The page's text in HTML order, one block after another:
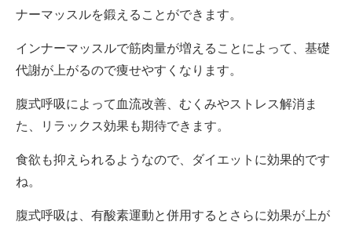
ナーマッスルを鍛えることができます。
インナーマッスルで筋肉量が増えることによって、基礎
代謝が上がるので痩せやすくなります。
腹式呼吸によって血流改善、むくみやストレス解消ま
た、リラックス効果も期待できます。
食欲も抑えられるようなので、ダイエットに効果的です
ね。
腹式呼吸は、有酸素運動と併用するとさらに効果が上が